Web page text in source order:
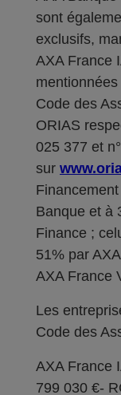
sont
exclusifs,
AXA France
Code des
ORIAS
025 377 et
sur
Banque et à
Finance ;
51% par
AXA France
Les
Code des
AXA France
799 030 €-